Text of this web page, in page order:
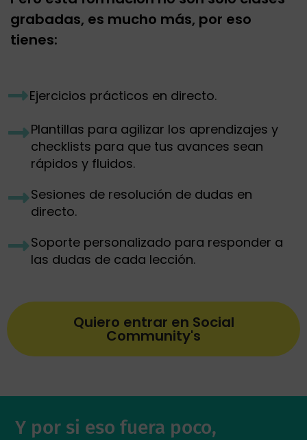
grabadas, es mucho más, por eso
tienes:
Ejercicios prácticos en directo.
Plantillas para agilizar los aprendizajes y
checklists para que tus avances sean
rápidos y fluidos.
Sesiones de resolución de dudas en
directo.
Soporte personalizado para responder a
las dudas de cada lección.
Quiero entrar en Social
Community's
Y por si eso fuera poco,